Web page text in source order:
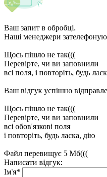
Ваш запит в обробці.
Наші менеджери
Щось пішло не так(((
Перевірте, чи ви заповнили
всі поля, і повторіть, будь
Ваш відгук успішно
Щось пішло не так(((
Перевірте, чи ви заповнили
всі обов'язкові поля
і повторіть, будь ласка, дію
Файл перевищує 5 Мб(((
Написати відгук:
Ім'я*